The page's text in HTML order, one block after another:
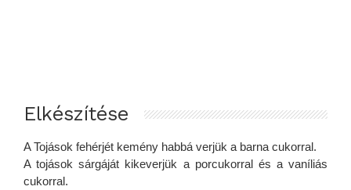
Elkészítése
A Tojások fehérjét kemény habbá verjük a barna cukorral.
A tojások sárgáját kikeverjük a porcukorral és a vaníliás
cukorral.